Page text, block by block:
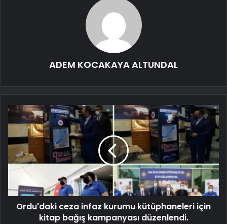
ADEM KOCAKAYA ALTUNDAL
Ordu'daki ceza infaz kurumu kütüphaneleri için
kitap bağış kampanyası düzenlendi.